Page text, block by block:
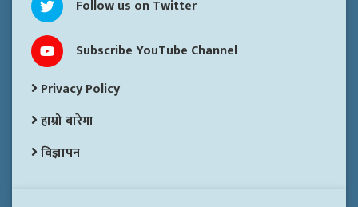
Follow us on Twitter
Subscribe YouTube Channel
Privacy Policy
हाम्रो बारेमा
विज्ञापन